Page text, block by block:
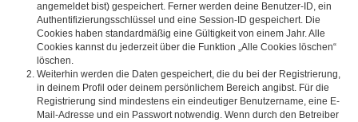
angemeldet bist) gespeichert. Ferner werden deine Benutzer-ID, ein
Authentifizierungsschlüssel und eine Session-ID gespeichert. Die
Cookies haben standardmäßig eine Gültigkeit von einem Jahr. Alle
Cookies kannst du jederzeit über die Funktion „Alle Cookies löschen“
löschen.
Weiterhin werden die Daten gespeichert, die du bei der Registrierung,
in deinem Profil oder deinem persönlichem Bereich angibst. Für die
Registrierung sind mindestens ein eindeutiger Benutzername, eine E-
Mail-Adresse und ein Passwort notwendig. Wenn durch den Betreiber